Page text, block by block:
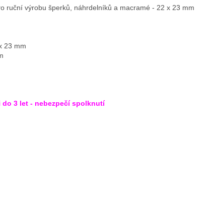
ruční výrobu šperků, náhrdelníků a macramé - 22 x 23 mm
23 mm
do 3 let - nebezpečí spolknutí